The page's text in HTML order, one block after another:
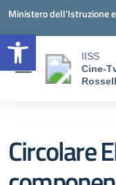
Vai ai contenuti
Vai al menu di navigazione
Vai al footer
Ministero dell'Istruzione
IISS
Cine-
Circolare
Open